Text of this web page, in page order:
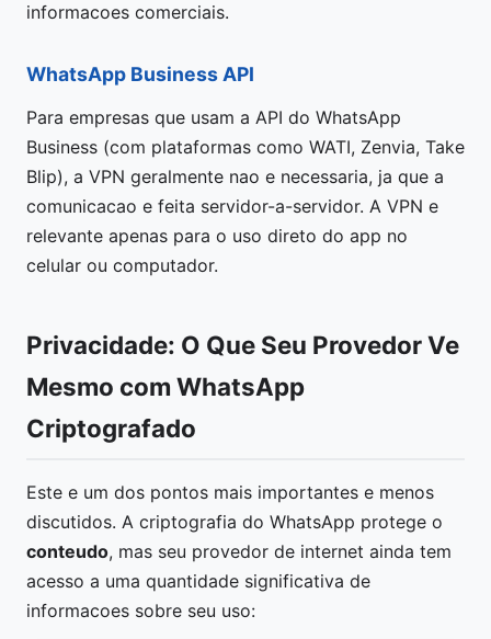
informacoes comerciais.
WhatsApp Business API
Para empresas que usam a API do WhatsApp
Business (com plataformas como WATI, Zenvia, Take
Blip), a VPN geralmente nao e necessaria, ja que a
comunicacao e feita servidor-a-servidor. A VPN e
relevante apenas para o uso direto do app no
celular ou computador.
Privacidade: O Que Seu Provedor Ve
Mesmo com WhatsApp
Criptografado
Este e um dos pontos mais importantes e menos
discutidos. A criptografia do WhatsApp protege o
conteudo, mas seu provedor de internet ainda tem
acesso a uma quantidade significativa de
informacoes sobre seu uso: